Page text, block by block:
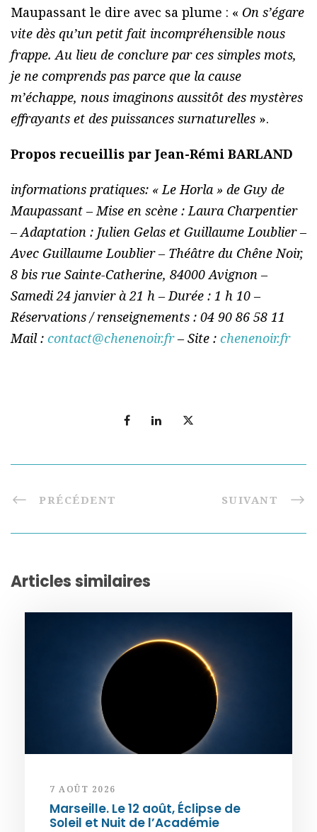
Maupassant le dire avec sa plume : « On s’égare
vite dès qu’un petit fait incompréhensible nous
frappe. Au lieu de conclure par ces simples mots,
je ne comprends pas parce que la cause
m’échappe, nous imaginons aussitôt des mystères
effrayants et des puissances surnaturelles ».
Propos recueillis par Jean-Rémi BARLAND
informations pratiques: « Le Horla » de Guy de
Maupassant – Mise en scène : Laura Charpentier
– Adaptation : Julien Gelas et Guillaume Loublier –
Avec Guillaume Loublier – Théâtre du Chêne Noir,
8 bis rue Sainte-Catherine, 84000 Avignon –
Samedi 24 janvier à 21 h – Durée : 1 h 10 –
Réservations / renseignements : 04 90 86 58 11
Mail : contact@chenenoir.fr– Site : chenenoir.fr
PRÉCÉDENT SUIVANT
Articles similaires
7 AOÛT 2026
Marseille. Le 12 août, Éclipse de
Soleil et Nuit de l’Académie